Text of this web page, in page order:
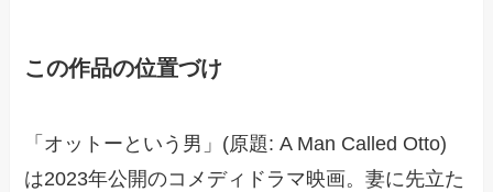
この作品の位置づけ
「オットーという男」(原題: A Man Called Otto)
は2023年公開のコメディドラマ映画。妻に先立た